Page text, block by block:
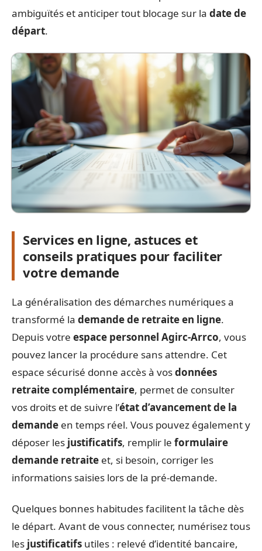
ambiguïtés et anticiper tout blocage sur la date de
départ.
Services en ligne, astuces et
conseils pratiques pour faciliter
votre demande
La généralisation des démarches numériques a
transformé la demande de retraite en ligne.
Depuis votre espace personnel Agirc-Arrco, vous
pouvez lancer la procédure sans attendre. Cet
espace sécurisé donne accès à vosdonnées
retraite complémentaire, permet de consulter
vos droits et de suivre l’état d’avancement de la
demande en temps réel. Vous pouvez également y
déposer les justificatifs, remplir le formulaire
demande retraite et, si besoin, corriger les
informations saisies lors de la pré-demande.
Quelques bonnes habitudes facilitent la tâche dès
le départ. Avant de vous connecter, numérisez tous
les justificatifs utiles : relevé d’identité bancaire,